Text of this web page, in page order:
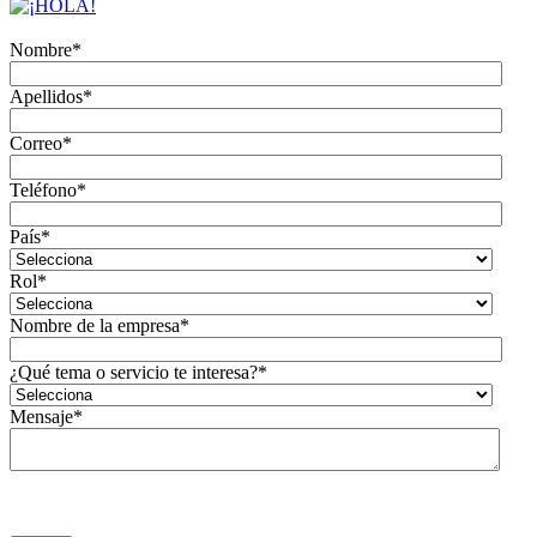
Nombre*
Apellidos*
Correo*
Teléfono*
País*
Rol*
Nombre de la empresa*
¿Qué tema o servicio te interesa?*
Mensaje*